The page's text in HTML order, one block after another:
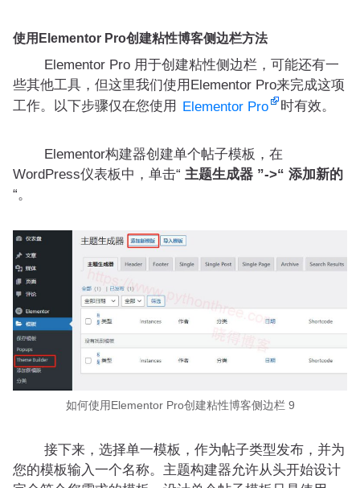
使用Elementor Pro创建粘性博客侧边栏方法
Elementor Pro 用于创建粘性侧边栏，可能还有一
些其他工具，但这里我们使用Elementor Pro来完成这项
工作。以下步骤仅在您使用 Elementor Pro 时有效。
Elementor构建器创建单个帖子模板，在
WordPress仪表板中，单击“ 主题生成器 ”->“ 添加新的
“。
如何使用Elementor Pro创建粘性博客侧边栏 9
接下来，选择单一模板，作为帖子类型发布，并为
您的模板输入一个名称。主题构建器允许从头开始设计